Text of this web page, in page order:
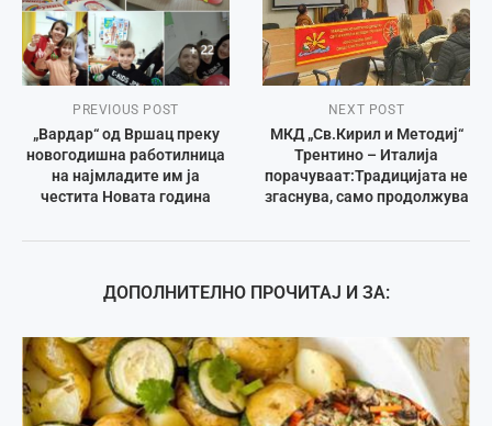
PREVIOUS POST
„Вардар“ од Вршац преку
новогодишна работилница
на најмладите им ја
честита Новата година
NEXT POST
МКД „Св.Кирил и Методиј“
Трентино – Италија
порачуваат:Традицијата не
згаснува, само продолжува
ДОПОЛНИТЕЛНО ПРОЧИТАЈ И ЗА: